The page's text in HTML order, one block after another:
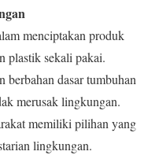
menciptakan produk
plastik sekali pakai.
berbahan dasar tumbuhan
merusak lingkungan.
memiliki pilihan yang
lingkungan.